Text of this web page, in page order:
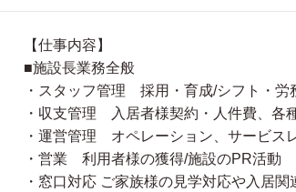
【仕事内容】
■施設長業務全般
・スタッフ管理 採用・育成/シフト・労
・収支管理 入居者様契約・人件費、各
・運営管理 オペレーション、サービス
・営業 利用者様の獲得/施設のPR活動
・窓口対応 ご家族様の見学対応や入居関